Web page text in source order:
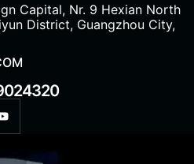
Capital, Nr. 9 Hexian North
District, Guangzhou City,